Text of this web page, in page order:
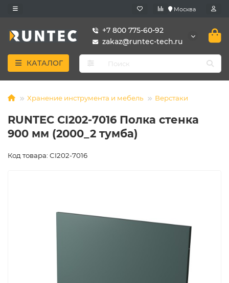
Москва
+7 800 775-60-92
zakaz@runtec-tech.ru
КАТАЛОГ
Хранение инструмента и мебель Верстаки
RUNTEC CI202-7016 Полка стенка
900 мм (2000_2 тумба)
Код товара: CI202-7016